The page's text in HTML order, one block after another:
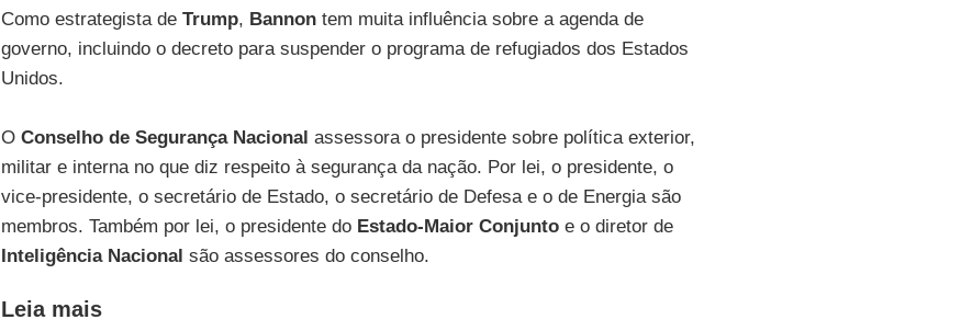
Como estrategista de Trump, Bannontem muita influência sobre a agenda de
governo, incluindo o decreto para suspender o programa de refugiados dos Estados
Unidos.
O Conselho de Segurança Nacional assessora o presidente sobre política exterior,
militar e interna no que diz respeito à segurança da nação. Por lei, o presidente, o
vice-presidente, o secretário de Estado, o secretário de Defesa e o de Energia são
membros. Também por lei, o presidente do Estado-Maior Conjuntoe o diretor de
Inteligência Nacional são assessores do conselho.
Leia mais